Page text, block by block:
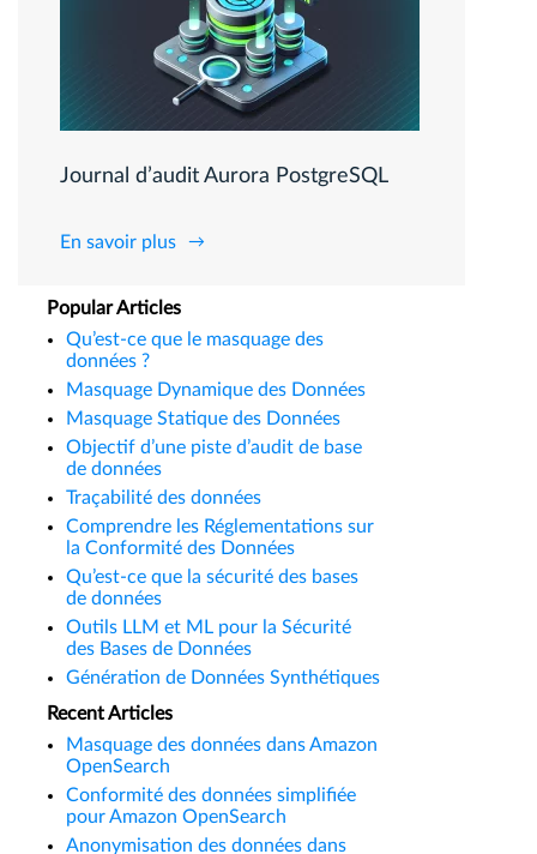
Journal d’audit Aurora PostgreSQL
En savoir plus
Popular Articles
Qu’est-ce que le masquage des
données ?
Masquage Dynamique des Données
Masquage Statique des Données
Objectif d’une piste d’audit de base
de données
Traçabilité des données
Comprendre les Réglementations sur
la Conformité des Données
Qu’est-ce que la sécurité des bases
de données
Outils LLM et ML pour la Sécurité
des Bases de Données
Génération de Données Synthétiques
Recent Articles
Masquage des données dans Amazon
OpenSearch
Conformité des données simplifiée
pour Amazon OpenSearch
Anonymisation des données dans